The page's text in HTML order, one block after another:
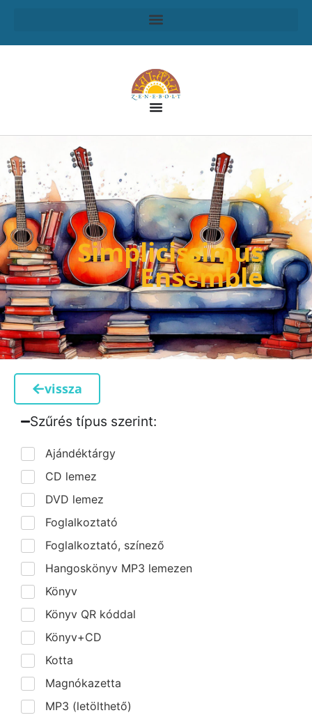
Simplicissimus
Ensemble
vissza
Szűrés típus szerint:​
Ajándéktárgy
CD lemez
DVD lemez
Foglalkoztató
Foglalkoztató, színező
Hangoskönyv MP3 lemezen
Könyv
Könyv QR kóddal
Könyv+CD
Kotta
Magnókazetta
MP3 (letölthető)